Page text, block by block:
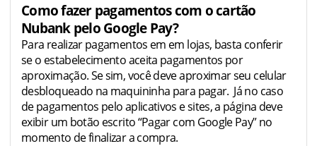
Como fazer pagamentos com o cartão
Nubank pelo Google Pay?
Para realizar pagamentos em em lojas, basta conferir
se o estabelecimento aceita pagamentos por
aproximação. Se sim, você deve aproximar seu celular
desbloqueado na maquininha para pagar. Já no caso
de pagamentos pelo aplicativos e sites, a página deve
exibir um botão escrito “Pagar com Google Pay” no
momento de finalizar a compra.